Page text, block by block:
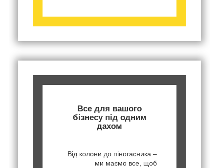
Все для вашого
бізнесу під одним
дахом
Від колони до піногасника –
ми маємо все, щоб